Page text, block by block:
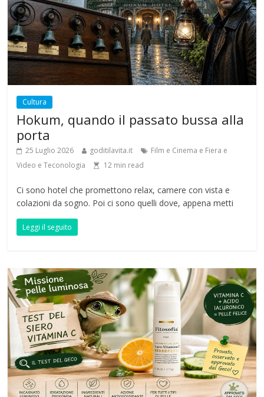
Cultura
Hokum, quando il passato bussa alla
porta
25 Luglio 2026 goditilavita.it
Film e Cinema e Fiera e
Video e Teconologia
12 min read
Ci sono hotel che promettono relax, camere con vista e
colazioni da sogno. Poi ci sono quelli dove, appena metti
Leggi il seguito